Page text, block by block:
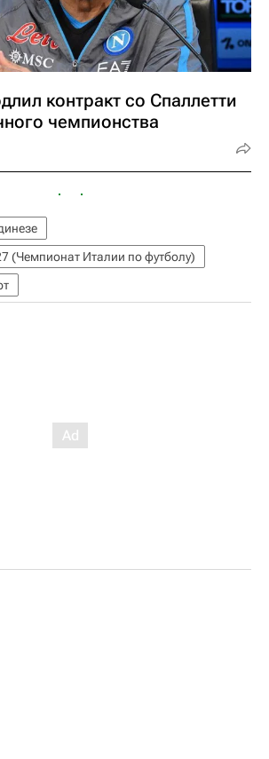
контракт со Спаллетти
чемпионства
(Чемпионат Италии по футболу)